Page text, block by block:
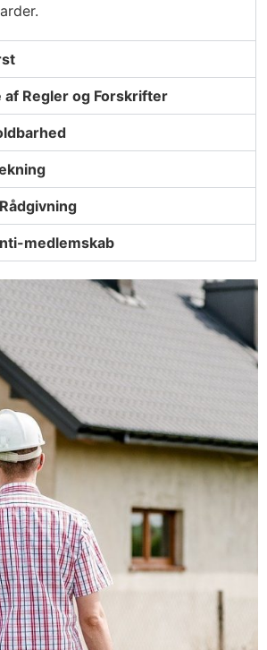
af Regler og Forskrifter
medlemskab